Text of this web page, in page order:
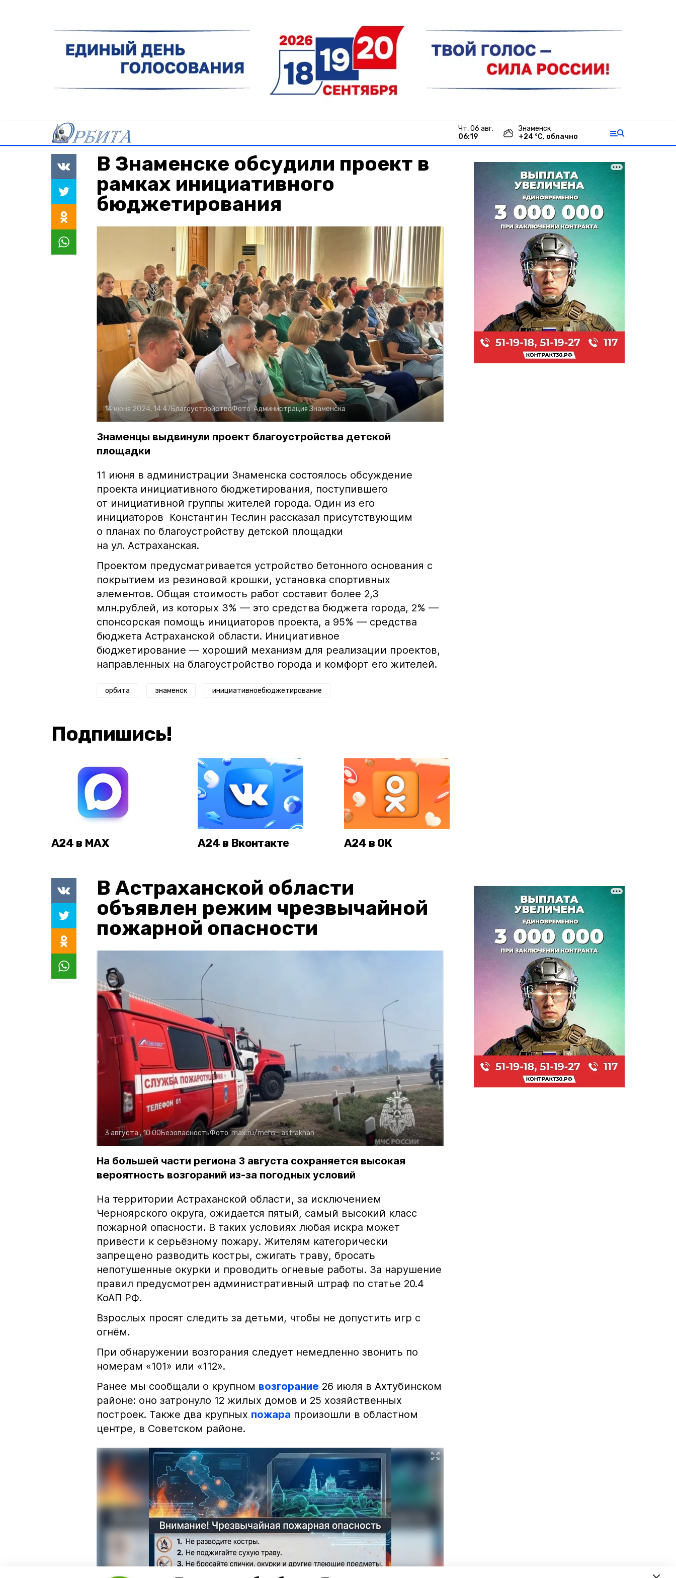
чт, 06 авг.
06:19
Знаменск
+24 °С, облачно
В Знаменске обсудили проект в
рамках инициативного
бюджетирования
14 июня 2024, 14:47БлагоустройствоФото:Администрация Знаменска
Знаменцы выдвинули проект благоустройства детской
площадки
11 июня в администрации Знаменска состоялось обсуждение
проекта инициативного бюджетирования, поступившего
от инициативной группы жителей города. Один из его
инициаторов Константин Теслин рассказал присутствующим
о планах по благоустройству детской площадки
на ул. Астраханская.
Проектом предусматривается устройство бетонного основания с
покрытием из резиновой крошки, установка спортивных
элементов. Общая стоимость работ составит более 2,3
млн.рублей, из которых 3% — это средства бюджета города, 2% —
спонсорская помощь инициаторов проекта, а 95% — средства
бюджета Астраханской области. Инициативное
бюджетирование — хороший механизм для реализации проектов,
направленных на благоустройство города и комфорт его жителей.
орбита знаменск инициативноебюджетирование
Подпишись!
А24 в MAX А24 в Вконтакте А24 в ОК
В Астраханской области
объявлен режим чрезвычайной
пожарной опасности
3 августа , 10:00БезопасностьФото:max.ru/mchs_astrakhan
На большей части региона 3 августа сохраняется высокая
вероятность возгораний из-за погодных условий
На территории Астраханской области, за исключением
Черноярского округа, ожидается пятый, самый высокий класс
пожарной опасности. В таких условиях любая искра может
привести к серьёзному пожару. Жителям категорически
запрещено разводить костры, сжигать траву, бросать
непотушенные окурки и проводить огневые работы. За нарушение
правил предусмотрен административный штраф по статье 20.4
КоАП РФ.
Взрослых просят следить за детьми, чтобы не допустить игр с
огнём.
При обнаружении возгорания следует немедленно звонить по
номерам «101» или «112».
Ранее мы сообщали о крупном возгорание 26 июля в Ахтубинском
районе: оно затронуло 12 жилых домов и 25 хозяйственных
построек. Также два крупных пожара произошли в областном
центре, в Советском районе.